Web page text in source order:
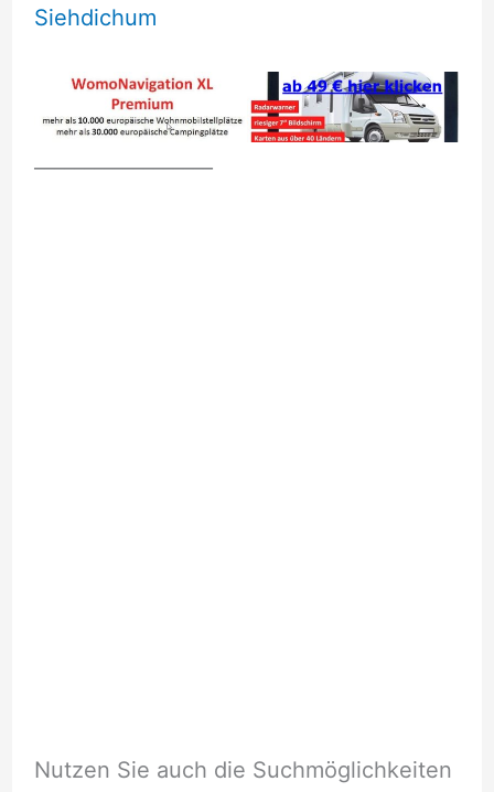
Siehdichum
Nutzen Sie auch die Suchmöglichkeiten